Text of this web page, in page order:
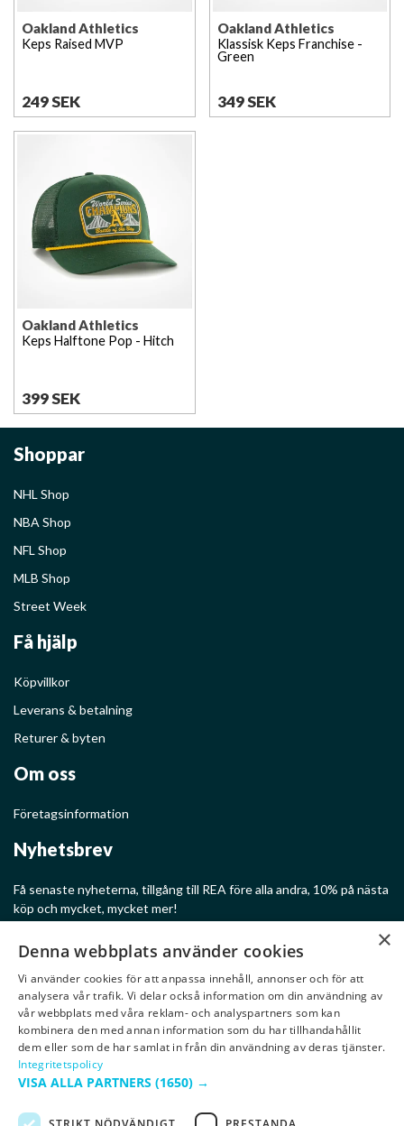
Oakland Athletics
Keps Raised MVP
249 SEK
Oakland Athletics
Klassisk Keps Franchise -
Green
349 SEK
Oakland Athletics
Keps Halftone Pop - Hitch
399 SEK
Shoppar
NHL Shop
NBA Shop
NFL Shop
MLB Shop
Street Week
Få hjälp
Köpvillkor
Leverans & betalning
Returer & byten
Om oss
Företagsinformation
Nyhetsbrev
Få senaste nyheterna, tillgång till REA före alla andra, 10% på nästa
köp och mycket, mycket mer!
Ge mig rabatter!
×
Denna webbplats använder cookies
Vi använder cookies för att anpassa innehåll, annonser och för att
analysera vår trafik. Vi delar också information om din användning av
vår webbplats med våra reklam- och analyspartners som kan
kombinera den med annan information som du har tillhandahållit
dem eller som de har samlat in från din användning av deras tjänster.
Integritetspolicy
VISA ALLA PARTNERS (1650) →